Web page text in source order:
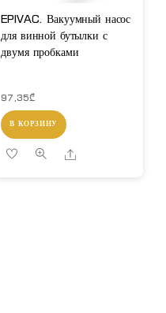
EPIVAC. Вакуумный насос
для винной бутылки с
двумя пробками
97,35₾
В КОРЗИНУ
Share